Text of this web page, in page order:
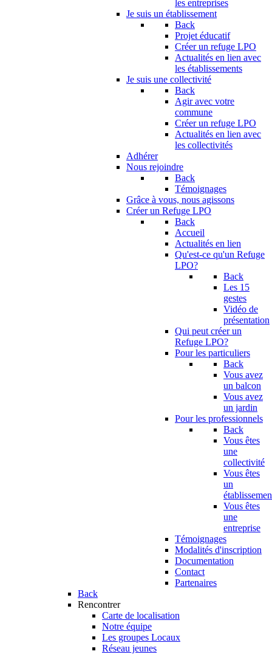
les entreprises
Je suis un établissement
Back
Projet éducatif
Créer un refuge LPO
Actualités en lien avec
les établissements
Je suis une collectivité
Back
Agir avec votre
commune
Créer un refuge LPO
Actualités en lien avec
les collectivités
Adhérer
Nous rejoindre
Back
Témoignages
Grâce à vous, nous agissons
Créer un Refuge LPO
Back
Accueil
Actualités en lien
Qu'est-ce qu'un Refuge
LPO?
Back
Les 15
gestes
Vidéo de
présentation
Qui peut créer un
Refuge LPO?
Pour les particuliers
Back
Vous avez
un balcon
Vous avez
un jardin
Pour les professionnels
Back
Vous êtes
une
collectivité
Vous êtes
un
Vous êtes
une
entreprise
Témoignages
Modalités d'inscription
Documentation
Contact
Partenaires
Back
Rencontrer
Carte de localisation
Notre équipe
Les groupes Locaux
Réseau jeunes